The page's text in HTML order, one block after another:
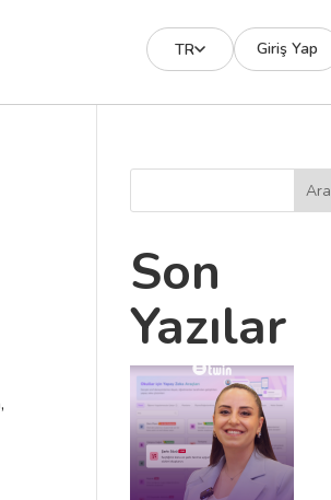
TR Giriş Yap
Ara
Son
Yazılar